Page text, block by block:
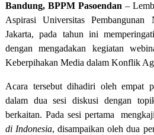
Bandung, BPPM Pasoendan–
Aspirasi Universitas Pembangunan
Jakarta, pada tahun ini
dengan mengadakan kegiatan
Keberpihakan Media dalam Konflik
Acara tersebut dihadiri oleh empat
dalam dua sesi diskusi dengan
berkaitan. Pada sesi pertama
di Indonesia, disampaikan oleh dua